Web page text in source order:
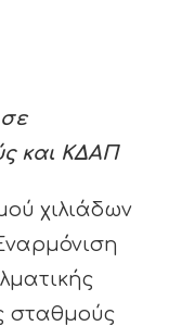
και ΚΔΑΠ
χιλιάδων
σταθμούς